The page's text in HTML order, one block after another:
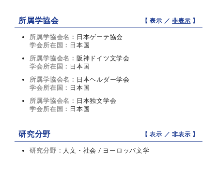
所属学協会 【 表示 ／非表示 】
所属学協会名： 日本ゲーテ協会
学会所在国： 日本国
所属学協会名： 阪神ドイツ文学会
学会所在国： 日本国
所属学協会名： 日本ヘルダー学会
学会所在国： 日本国
所属学協会名： 日本独文学会
学会所在国： 日本国
研究分野 【 表示 ／非表示 】
研究分野： 人文・社会 / ヨーロッパ文学